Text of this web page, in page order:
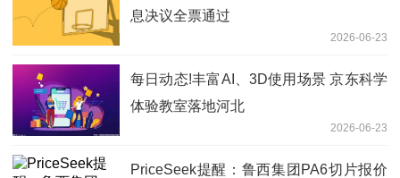
息决议全票通过
2026-06-23
每日动态!丰富AI、3D使用场景 京东科学
体验教室落地河北
2026-06-23
PriceSeek提醒：鲁西集团PA6切片报价